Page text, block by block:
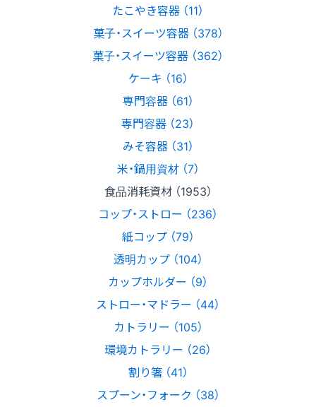
たこやき容器 （11）
菓子・スイーツ容器 （378）
菓子・スイーツ容器 （362）
ケーキ （16）
専門容器 （61）
専門容器 （23）
みそ容器 （31）
米・鍋用資材 （7）
食品消耗資材 （1953）
コップ・ストロー （236）
紙コップ （79）
透明カップ （104）
カップホルダー （9）
ストロー・マドラー （44）
カトラリー （105）
環境カトラリー （26）
割り箸 （41）
スプーン・フォーク （38）